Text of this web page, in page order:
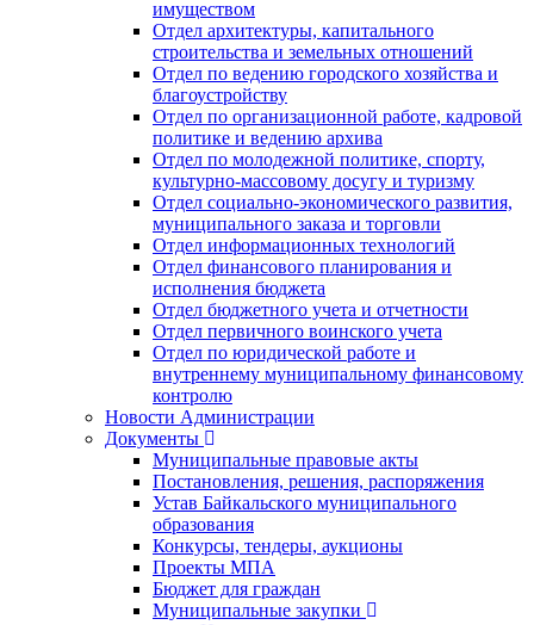
имуществом
Отдел архитектуры, капитального
строительства и земельных отношений
Отдел по ведению городского хозяйства и
благоустройству
Отдел по организационной работе, кадровой
политике и ведению архива
Отдел по молодежной политике, спорту,
культурно-массовому досугу и туризму
Отдел социально-экономического развития,
муниципального заказа и торговли
Отдел информационных технологий
Отдел финансового планирования и
исполнения бюджета
Отдел бюджетного учета и отчетности
Отдел первичного воинского учета
Отдел по юридической работе и
внутреннему муниципальному финансовому
контролю
Новости Администрации
Документы
Муниципальные правовые акты
Постановления, решения, распоряжения
Устав Байкальского муниципального
образования
Конкурсы, тендеры, аукционы
Проекты МПА
Бюджет для граждан
Муниципальные закупки